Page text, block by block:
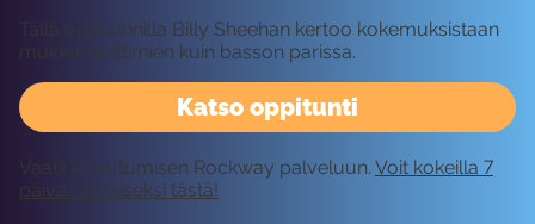
Katso oppitunti
Tällä oppitunnilla Billy Sheehan kertoo kokemuksistaan
muiden soittimien kuin basson parissa.
Vaatii kirjautumisen Rockway palveluun. Voit kokeilla 7
päivää ilmaiseksi tästä!